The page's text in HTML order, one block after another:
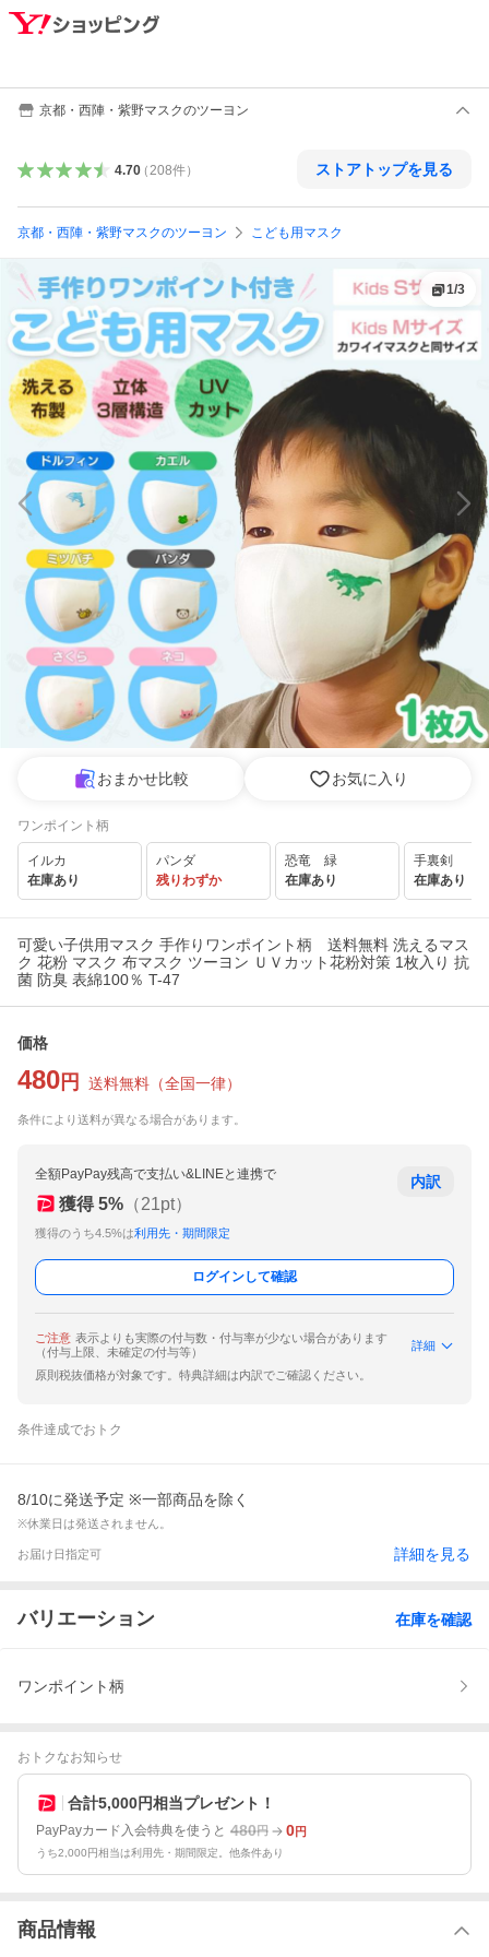
京都・西陣・紫野マスクのツーヨン
4.70（ 208件） ストアトップを見る
京都・西陣・紫野マスクのツーヨン こども用マスク
1/3
おまかせ比較 お気に入り
ワンポイント柄
イルカ
在庫あり
パンダ
残りわずか
恐竜 緑
在庫あり
手裏剣
在庫あり
可愛い子供用マスク 手作りワンポイント柄 送料無料 洗えるマス
ク 花粉 マスク 布マスク ツーヨン ＵＶカット花粉対策 1枚入り 抗
菌 防臭 表綿100％ T-47
価格
480 円 送料無料 （全国一律）
条件により送料が異なる場合があります。
全額PayPay残高で支払い&LINEと連携で
獲得 5% （21pt）
獲得のうち4.5%は利用先・期間限定
内訳
ログインして確認
ご注意 表示よりも実際の付与数・付与率が少ない場合があります
（付与上限、未確定の付与等）
詳細
原則税抜価格が対象です。特典詳細は内訳でご確認ください。
条件達成でおトク
8/10に発送予定 ※一部商品を除く
※休業日は発送されません。
お届け日指定可 詳細を見る
バリエーション 在庫を確認
ワンポイント柄
おトクなお知らせ
合計5,000円相当プレゼント！
PayPayカード入会特典を使うと 480円 0円
うち2,000円相当は利用先・期間限定。他条件あり
商品情報